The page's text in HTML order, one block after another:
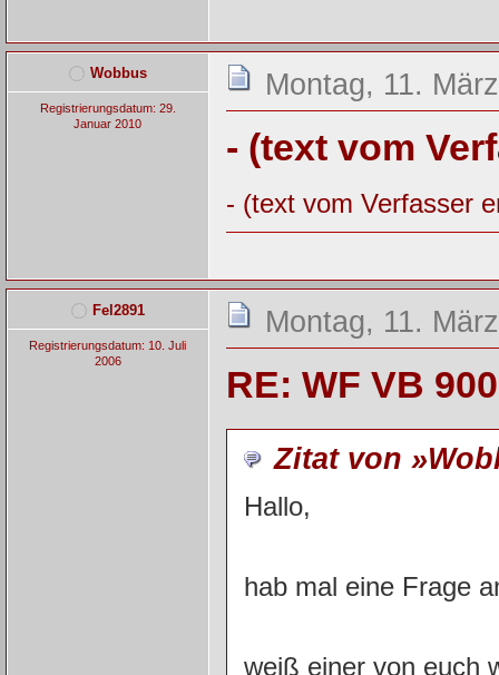
Wobbus
Registrierungsdatum: 29.
Januar 2010
Montag, 11.
- (text vom
- (text vom Verfasser
Fel2891
Registrierungsdatum: 10. Juli
2006
Montag, 11.
RE: WF VB 900
Zitat von
Hallo,
hab mal eine Frage
weiß einer von euch